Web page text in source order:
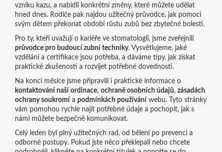
vzniku kazu, a nabídli konkrétní změny, které můžete udělat
hned dnes. Rodiče pak najdou užitečný průvodce, jak pomoci
svým dětem překonat období růstu zubů bez zbytečné bolesti.
Pro ty, kteří uvažují o kariéře ve stomatologii, jsme zveřejnili
průvodce pro budoucí zubní techniky. Vysvětlujeme, jaké
vzdělání a certifikace jsou potřeba, a dáváme tipy, jak získat
praktické zkušenosti a rozvíjet potřebné dovednosti.
Na konci měsíce jsme připravili i praktické informace o
kontaktování naší ordinace, ochraně osobních údajů, zásadách
ochrany soukromí a podmínkách používání webu. Tyto stránky
vám pomohou rychle najít potřebné údaje a pochopit, jak s
námi můžete bezpečně komunikovat.
Celý leden byl plný užitečných rad, od bělení po prevenci a
odborné postupy. Pokud jste něco překlepali nebo chcete